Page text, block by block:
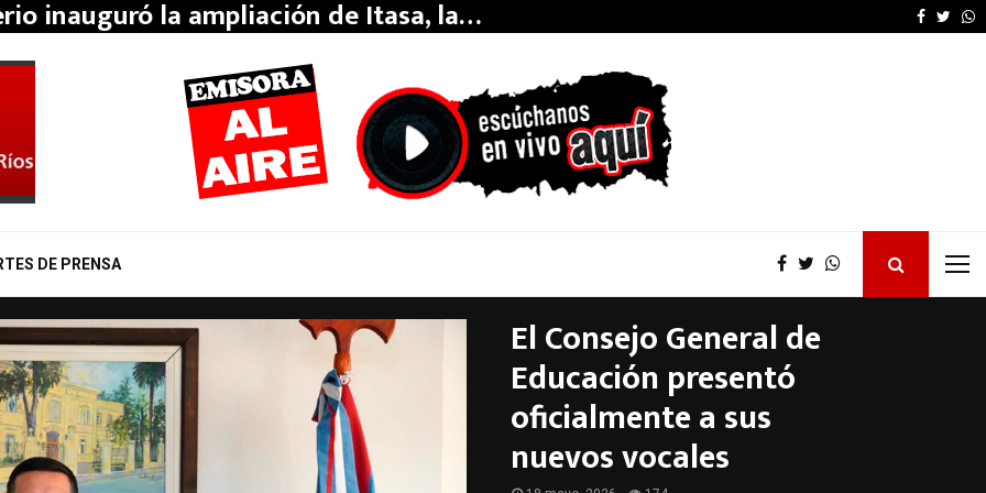
inauguró la ampliación de Itasa, la… Furia de Patricia
DE PRENSA
El Consejo General de
Educación presentó
oficialmente a sus
nuevos vocales